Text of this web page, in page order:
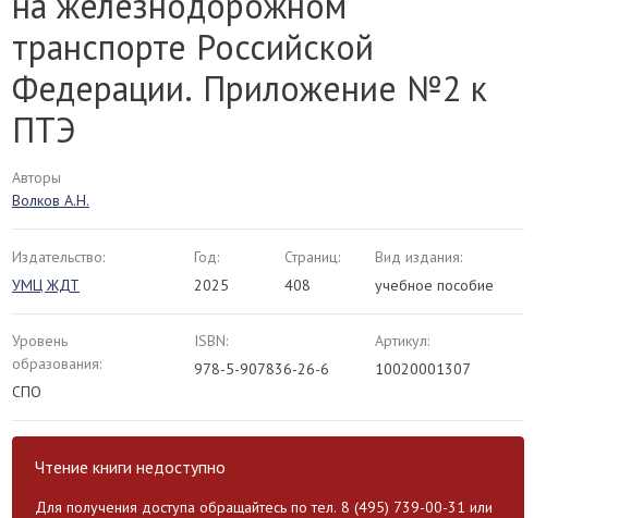
транспорте Российской
Федерации. Приложение №2 к
ПТЭ
Авторы
Волков А.Н.
Издательство:
УМЦ ЖДТ
Год:
2025
Страниц:
408
Вид издания:
учебное пособие
Уровень
образования:
СПО
ISBN:
978-5-907836-26-6
Артикул:
10020001307
Чтение книги недоступно
Для получения доступа обращайтесь по тел. 8 (495) 739-00-31 или